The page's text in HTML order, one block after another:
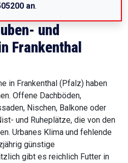
an.
und
Frankenthal
in Frankenthal (Pfalz) haben
Offene Dachböden,
Nischen, Balkone oder
und Ruheplätze, die von den
Urbanes Klima und fehlende
günstige
gibt es reichlich Futter in